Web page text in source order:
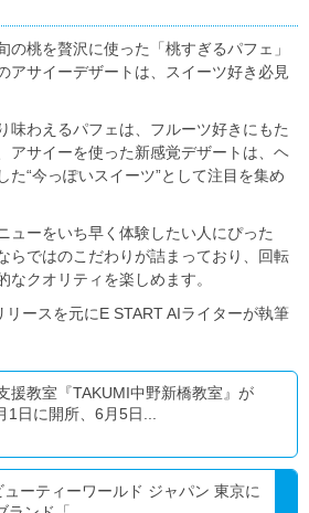
の桃を贅沢に使った「桃すぎるパフェ」
アサイーデザートは、スイーツ好き必見
味わえるパフェは、フルーツ好きにもた
アサイーを使った新感覚デザートは、ヘ
た“今っぽいスイーツ”として注目を集め
ューをいち早く体験したい人にぴった
らではのこだわりが詰まっており、回転
クオリティを楽しめます。
ースを元にE START AIライターが執筆
援教室『TAKUMI中野新橋教室』が
1日に開所、6月5日...
ューティーワールド ジャパン 東京に